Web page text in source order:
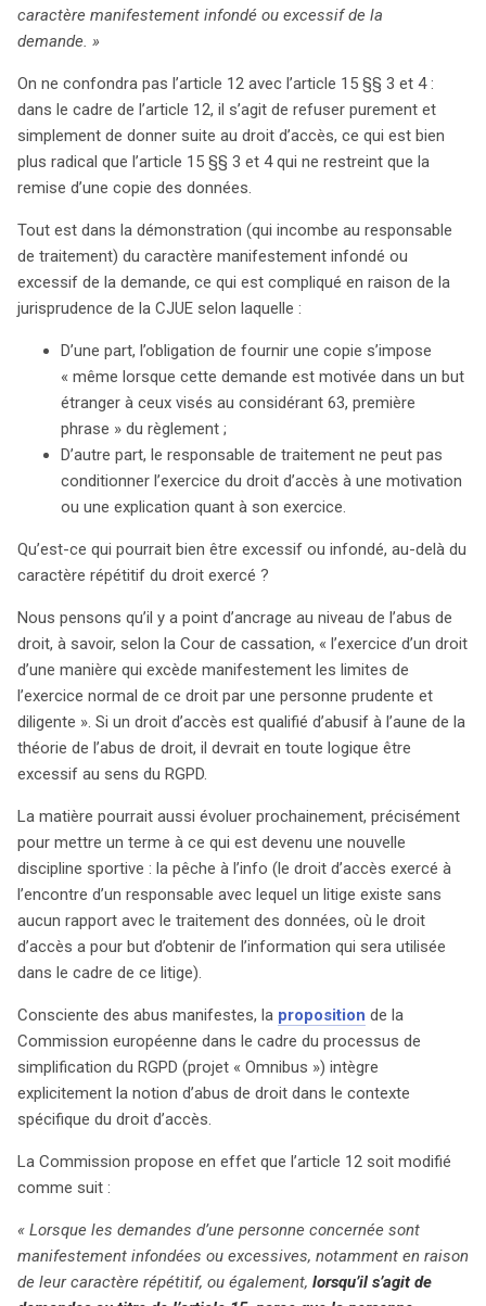
caractère manifestement infondé ou excessif de la
demande. »
On ne confondra pas l’article 12 avec l’article 15 §§ 3 et 4 :
dans le cadre de l’article 12, il s’agit de refuser purement et
simplement de donner suite au droit d’accès, ce qui est bien
plus radical que l’article 15 §§ 3 et 4 qui ne restreint que la
remise d’une copie des données.
Tout est dans la démonstration (qui incombe au responsable
de traitement) du caractère manifestement infondé ou
excessif de la demande, ce qui est compliqué en raison de la
jurisprudence de la CJUE selon laquelle :
D’une part, l’obligation de fournir une copie s’impose
« même lorsque cette demande est motivée dans un but
étranger à ceux visés au considérant 63, première
phrase » du règlement ;
D’autre part, le responsable de traitement ne peut pas
conditionner l’exercice du droit d’accès à une motivation
ou une explication quant à son exercice.
Qu’est-ce qui pourrait bien être excessif ou infondé, au-delà du
caractère répétitif du droit exercé ?
Nous pensons qu’il y a point d’ancrage au niveau de l’abus de
droit, à savoir, selon la Cour de cassation, « l’exercice d’un droit
d’une manière qui excède manifestement les limites de
l’exercice normal de ce droit par une personne prudente et
diligente ». Si un droit d’accès est qualifié d’abusif à l’aune de la
théorie de l’abus de droit, il devrait en toute logique être
excessif au sens du RGPD.
La matière pourrait aussi évoluer prochainement, précisément
pour mettre un terme à ce qui est devenu une nouvelle
discipline sportive : la pêche à l’info (le droit d’accès exercé à
l’encontre d’un responsable avec lequel un litige existe sans
aucun rapport avec le traitement des données, où le droit
d’accès a pour but d’obtenir de l’information qui sera utilisée
dans le cadre de ce litige).
Consciente des abus manifestes, la proposition de la
Commission européenne dans le cadre du processus de
simplification du RGPD (projet « Omnibus ») intègre
explicitement la notion d’abus de droit dans le contexte
spécifique du droit d’accès.
La Commission propose en effet que l’article 12 soit modifié
comme suit :
« Lorsque les demandes d’une personne concernée sont
manifestement infondées ou excessives, notamment en raison
de leur caractère répétitif, ou également, lorsqu’il s’agit de
search